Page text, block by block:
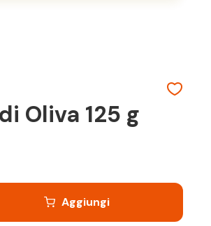
Oliva 125 g
Aggiungi